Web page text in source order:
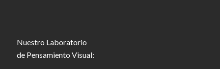
Nuestro Laboratorio
de Pensamiento Visual: